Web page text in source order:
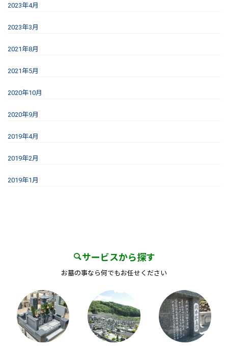
2023年4月
2023年3月
2021年8月
2021年5月
2020年10月
2020年9月
2019年4月
2019年2月
2019年1月
サービスから探す
お墓の事なら何でもお任せください